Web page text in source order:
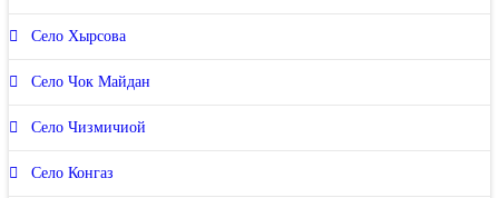
Село Хырсова
Село Чок Майдан
Село Чизмичиой
Село Конгаз